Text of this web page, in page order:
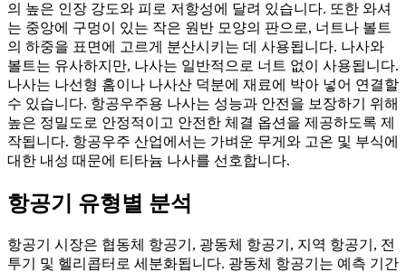
의 높은 인장 강도와 피로 저항성에 달려 있습니다. 또한 와셔
는 중앙에 구멍이 있는 작은 원반 모양의 판으로, 너트나 볼트
의 하중을 표면에 고르게 분산시키는 데 사용됩니다. 나사와
볼트는 유사하지만, 나사는 일반적으로 너트 없이 사용됩니다.
나사는 나선형 홈이나 나사산 덕분에 재료에 박아 넣어 연결할
수 있습니다. 항공우주용 나사는 성능과 안전을 보장하기 위해
높은 정밀도로 안정적이고 안전한 체결 옵션을 제공하도록 제
작됩니다. 항공우주 산업에서는 가벼운 무게와 고온 및 부식에
대한 내성 때문에 티타늄 나사를 선호합니다.
항공기 유형별 분석
항공기 시장은 협동체 항공기, 광동체 항공기, 지역 항공기, 전
투기 및 헬리콥터로 세분화됩니다. 광동체 항공기는 예측 기간